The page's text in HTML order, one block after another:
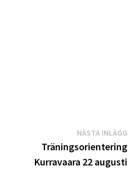
NÄSTA INLÄGG
Träningsorientering
Kurravaara 22 augusti